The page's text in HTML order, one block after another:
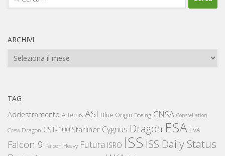
per:
ARCHIVI
Archivi
TAG
Addestramento Artemis ASI Blue Origin Boeing CNSA Constellation
Crew Dragon CST-100 Starliner Cygnus Dragon ESA EVA
Falcon 9 Falcon Heavy Futura ISRO ISS ISS Daily Status